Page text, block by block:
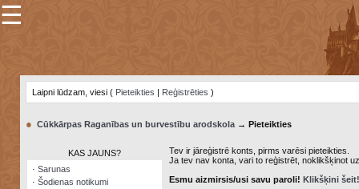
×
Šodienas
notikumi
☰
Laipni lūdzam, viesi ( Pieteikties | Reģistrēties )
● Cūkkārpas Raganības un burvestību arodskola→ Pieteikties
KAS JAUNS?
· Sarunas
· Šodienas notikumi
Tev ir jāreģistrē konts, pirms varēsi pieteikties.
Ja tev nav konta, vari to reģistrēt, noklikšķinot
Esmu aizmirsis/usi savu paroli! Klikšķini šeit!